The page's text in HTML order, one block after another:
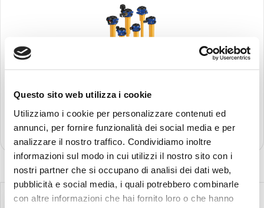
Questo sito web utilizza i cookie
Utilizziamo i cookie per personalizzare contenuti ed
annunci, per fornire funzionalità dei social media e per
analizzare il nostro traffico. Condividiamo inoltre
informazioni sul modo in cui utilizzi il nostro sito con i
nostri partner che si occupano di analisi dei dati web,
pubblicità e social media, i quali potrebbero combinarle
con altre informazioni che hai fornito loro o che hanno
Pmax 8 bar, 116 psi Qmax 300 l/m, 79 gpm
plus
Filtration hydraulique